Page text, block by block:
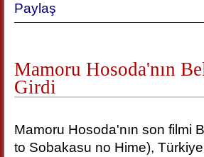
Paylaş
Mamoru Hosoda'nın
Girdi
Mamoru Hosoda'nın son filmi
to Sobakasu no Hime),